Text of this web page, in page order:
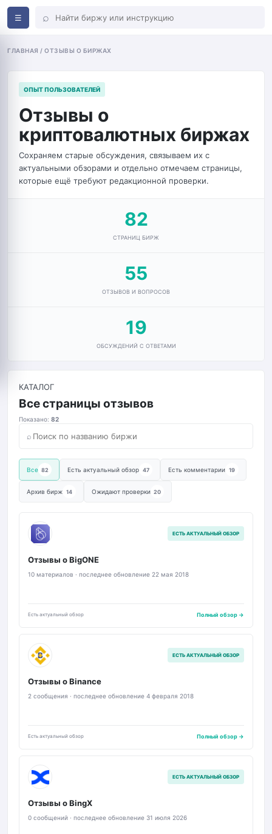
☰ ⌕
ГЛАВНАЯ / ОТЗЫВЫ О БИРЖАХ
ОПЫТ ПОЛЬЗОВАТЕЛЕЙ
Отзывы о
криптовалютных биржах
Сохраняем старые обсуждения, связываем их с
актуальными обзорами и отдельно отмечаем страницы,
которые ещё требуют редакционной проверки.
82
СТРАНИЦ БИРЖ
55
ОТЗЫВОВ И ВОПРОСОВ
19
ОБСУЖДЕНИЙ С ОТВЕТАМИ
КАТАЛОГ
Все страницы отзывов
Показано: 82
⌕
Все 82 Есть актуальный обзор 47 Есть комментарии 19
Архив бирж 14 Ожидают проверки 20
B ЕСТЬ АКТУАЛЬНЫЙ ОБЗОР
Отзывы о BigONE
10 материалов · последнее обновление 22 мая 2018
Есть актуальный обзор Полный обзор →
B ЕСТЬ АКТУАЛЬНЫЙ ОБЗОР
Отзывы о Binance
2 сообщения · последнее обновление 4 февраля 2018
Есть актуальный обзор Полный обзор →
B ЕСТЬ АКТУАЛЬНЫЙ ОБЗОР
Отзывы о BingX
0 сообщений · последнее обновление 31 июля 2026